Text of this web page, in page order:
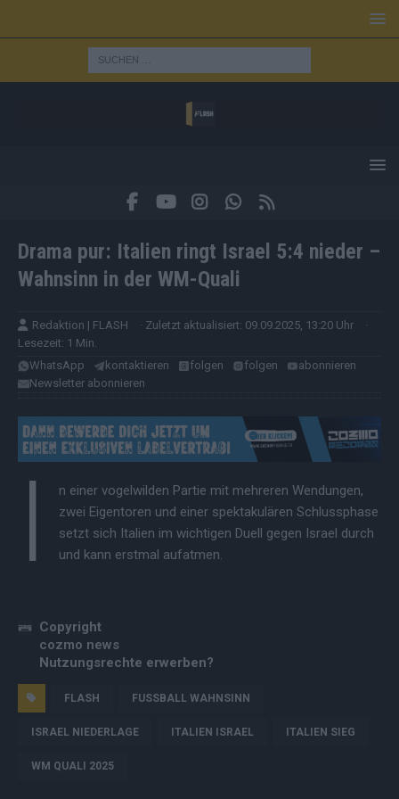
Drama pur: Italien ringt Israel 5:4 nieder –
Wahnsinn in der WM-Quali
Redaktion | FLASH · Zuletzt aktualisiert: 09.09.2025, 13:20 Uhr
·
Lesezeit: 1 Min.
WhatsApp
kontaktieren folgen folgen
abonnieren
Newsletter abonnieren
I
n einer vogelwilden Partie mit mehreren Wendungen,
zwei Eigentoren und einer spektakulären Schlussphase
setzt sich Italien im wichtigen Duell gegen Israel durch
und kann erstmal aufatmen.
Copyright
cozmo news
Nutzungsrechte erwerben?
FLASH FUSSBALL WAHNSINN
ISRAEL NIEDERLAGE ITALIEN ISRAEL ITALIEN SIEG
WM QUALI 2025